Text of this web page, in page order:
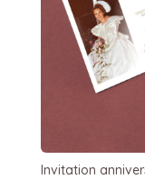
Invitation